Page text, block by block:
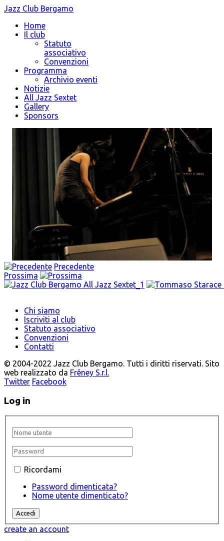
Jazz Club Bergamo
Home
Il club
Statuto
associativo
Convenzioni
Programma
Archivio eventi
Notizie
All Jazz Sextet
Gallery
Sponsors
Precedente
Prossima
Chi siamo
Iscriviti al club
Statuto associativo
Convenzioni
Contatti
© 2004-2022 Jazz Club Bergamo. Tutti i diritti riservati. Sito
web realizzato da Frêney S.r.l.
Twitter Facebook
Log in
Ricordami
Password dimenticata?
Nome utente dimenticato?
create an account